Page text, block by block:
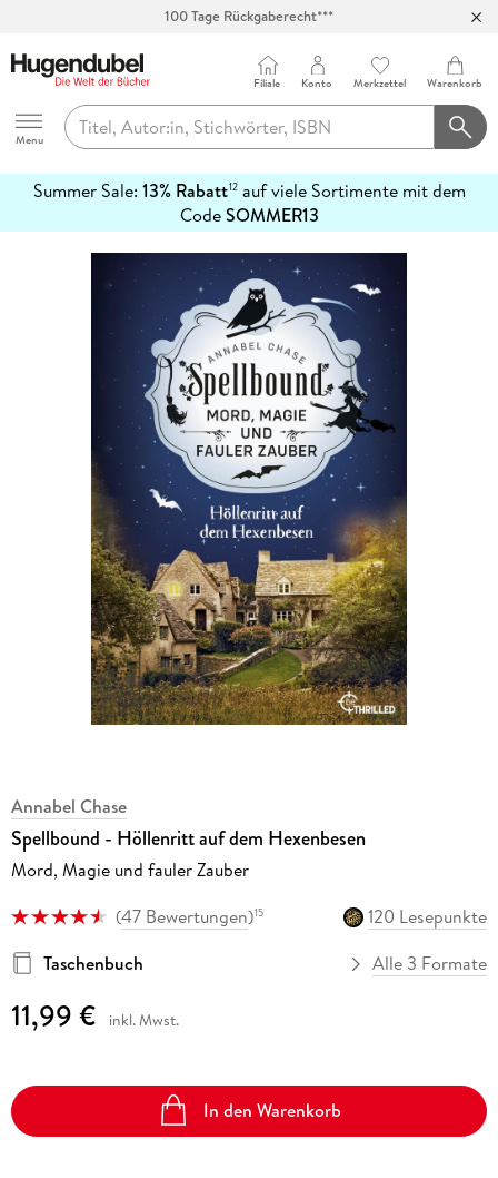
100 Tage Rückgaberecht***
Hugendubel
Menu
Filiale Konto Merkzettel Warenkorb
Summer Sale: 13% Rabatt12auf viele Sortimente mit dem
CodeSOMMER13
erfahren
Annabel Chase
Spellbound - Höllenritt auf dem Hexenbesen
Mord, Magie und fauler Zauber
(47 Bewertungen)15
120 Lesepunkte
Taschenbuch
Alle 3 Formate
11,99 € inkl. Mwst.
In den Warenkorb